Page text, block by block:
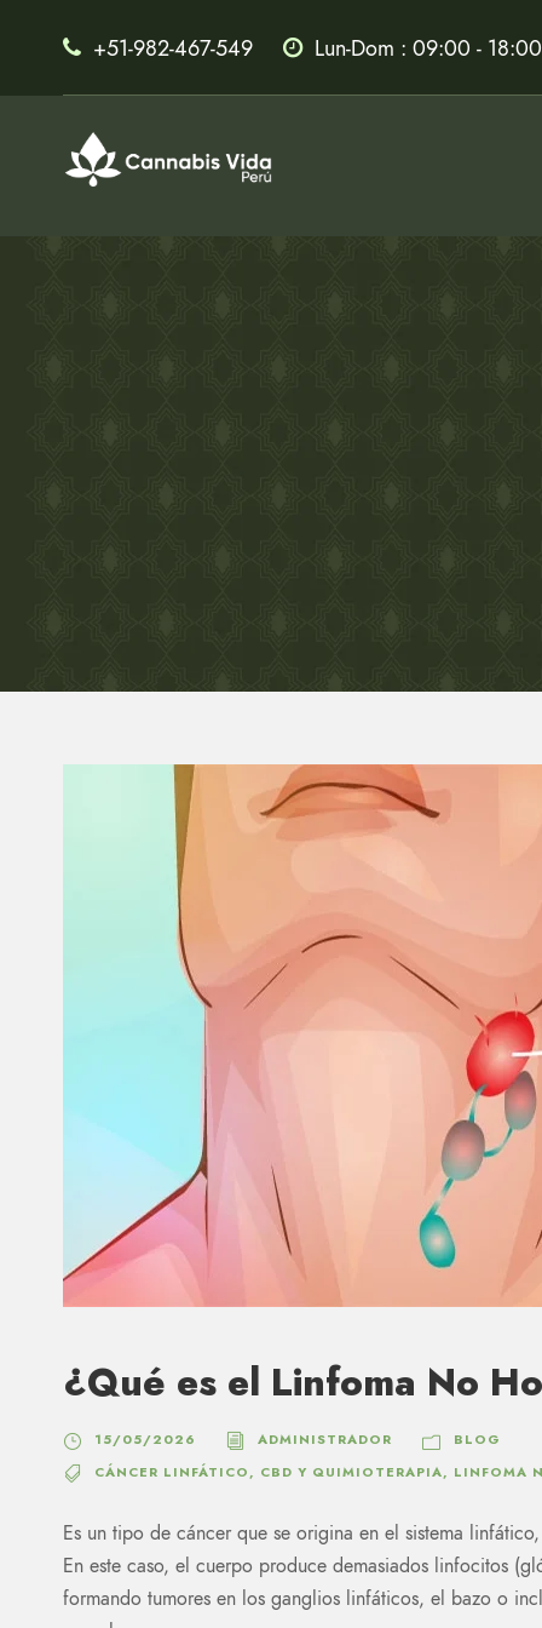
+51-982-467-549 Lun-Dom : 09:00 - 18:00
¿Qué es el Linfoma No
15/05/2026 ADMINISTRADOR
BLOG
CÁNCER LINFÁTICO, CBD Y QUIMIOTERAPIA, LINFOMA
Es un tipo de cáncer que se origina en el sistema
En este caso, el cuerpo produce demasiados linfocitos
formando tumores en los ganglios linfáticos, el bazo o